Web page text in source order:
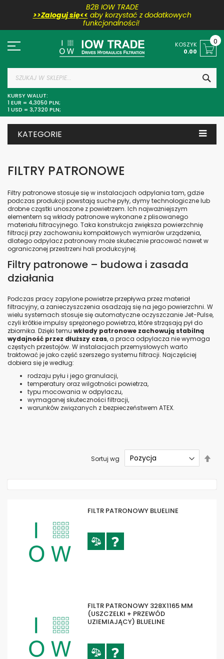
do
treści
B2B IOW TRADE
>>Zaloguj się<< aby korzystać z dodatkowych
funkcjonalności!
KURSY WALUT:
1 EUR = 4,3050 PLN;
1 USD = 3,7320 PLN;
KOSZYK
0.00
0
KATEGORIE
FILTRY PATRONOWE
Filtry patronowe stosuje się w instalacjach odpylania tam, gdzie
podczas produkcji powstają suche pyły, dymy technologiczne lub
drobne cząstki unoszone z powietrzem. Ich najważniejszym
elementem są wkłady patronowe wykonane z plisowanego
materiału filtracyjnego. Taka konstrukcja zwiększa powierzchnię
filtracji przy zachowaniu kompaktowych wymiarów urządzenia,
dlatego odpylacz patronowy może skutecznie pracować nawet w
ograniczonej przestrzeni hali produkcyjnej.
Filtry patronowe – budowa i zasada
działania
Podczas pracy zapylone powietrze przepływa przez materiał
filtracyjny, a zanieczyszczenia osadzają się na jego powierzchni. W
wielu systemach stosuje się automatyczne oczyszczanie Jet-Pulse,
czyli krótkie impulsy sprężonego powietrza, które strząsają pył do
zbiornika. Dzięki temu wkłady patronowe zachowują stabilną
wydajność przez dłuższy czas, a praca odpylacza nie wymaga
częstych przestojów. W instalacjach przemysłowych warto
traktować je jako część szerszego systemu filtracji. Najczęściej
dobiera się je według:
rodzaju pyłu i jego granulacji,
temperatury oraz wilgotności powietrza,
typu mocowania w odpylaczu,
wymaganej skuteczności filtracji,
warunków związanych z bezpieczeństwem ATEX.
Sortuj wg
FILTR PATRONOWY BLUELINE
FILTR PATRONOWY 328X1165 MM
(USZCZELKI + PRZEWÓD
UZIEMIAJĄCY) BLUELINE